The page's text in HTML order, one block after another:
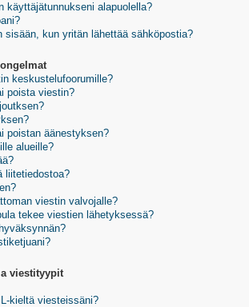
käyttäjätunnukseni alapuolella?
sisään, kun yritän lähettää sähköpostia?
keskustelufoorumille?
poista viestin?
poistan äänestyksen?
alueille?
liitetiedostoa?
viestin valvojalle?
tekee viestien lähetyksessä?
viestityypit
kieltä viesteissäni?